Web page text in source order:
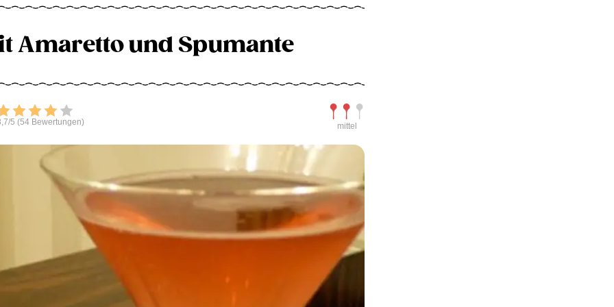
Amaretto und Spumante
Bewerten
5 (54 Bewertungen)
Schwierigkeit
mittel